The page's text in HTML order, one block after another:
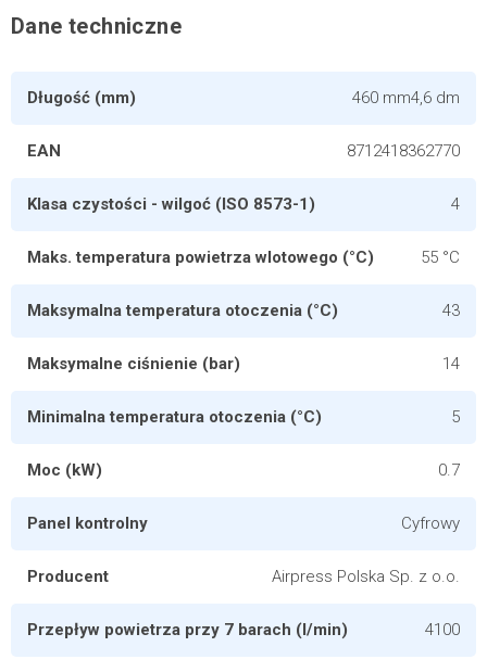
Dane techniczne
Długość (mm) 460 mm4,6 dm
EAN 8712418362770
Klasa czystości - wilgoć (ISO 8573-1) 4
Maks. temperatura powietrza wlotowego (°C) 55 °C
Maksymalna temperatura otoczenia (°C) 43
Maksymalne ciśnienie (bar) 14
Minimalna temperatura otoczenia (°C) 5
Moc (kW) 0.7
Panel kontrolny Cyfrowy
Producent Airpress Polska Sp. z o.o.
Przepływ powietrza przy 7 barach (l/min) 4100